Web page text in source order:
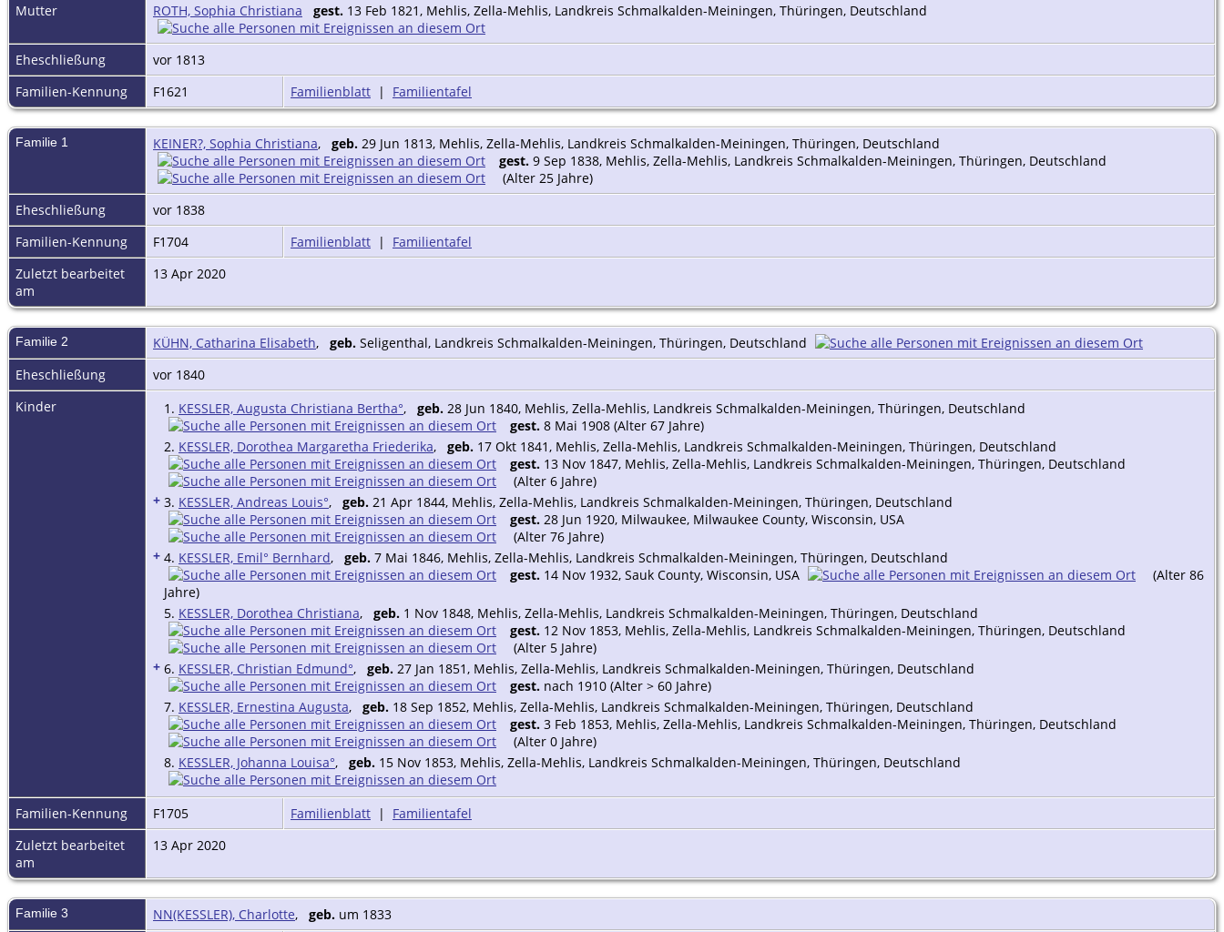
Mutter
ROTH, Sophia Christiana gest. 13 Feb 1821, Mehlis, Zella-Mehlis, Landkreis Schmalkalden-Meiningen, Thüringen, Deutschland
Eheschließung
vor 1813
Familien-Kennung
F1621 Familienblatt | Familientafel
Familie 1 KEINER?, Sophia Christiana, geb. 29 Jun 1813, Mehlis, Zella-Mehlis, Landkreis Schmalkalden-Meiningen, Thüringen, Deutschland
gest. 9 Sep 1838, Mehlis, Zella-Mehlis, Landkreis Schmalkalden-Meiningen, Thüringen, Deutschland
(Alter 25 Jahre)
Eheschließung
vor 1838
Familien-Kennung
F1704 Familienblatt | Familientafel
Zuletzt bearbeitet
am
13 Apr 2020
Familie 2 KÜHN, Catharina Elisabeth, geb. Seligenthal, Landkreis Schmalkalden-Meiningen, Thüringen, Deutschland
Eheschließung
vor 1840
Kinder
1. KESSLER, Augusta Christiana Bertha°, geb. 28 Jun 1840, Mehlis, Zella-Mehlis, Landkreis Schmalkalden-Meiningen, Thüringen, Deutschland
gest. 8 Mai 1908 (Alter 67 Jahre)
2. KESSLER, Dorothea Margaretha Friederika, geb. 17 Okt 1841, Mehlis, Zella-Mehlis, Landkreis Schmalkalden-Meiningen, Thüringen, Deutschland
gest. 13 Nov 1847, Mehlis, Zella-Mehlis, Landkreis Schmalkalden-Meiningen, Thüringen, Deutschland
(Alter 6 Jahre)
+ 3. KESSLER, Andreas Louis°, geb. 21 Apr 1844, Mehlis, Zella-Mehlis, Landkreis Schmalkalden-Meiningen, Thüringen, Deutschland
gest. 28 Jun 1920, Milwaukee, Milwaukee County, Wisconsin, USA
(Alter 76 Jahre)
+ 4. KESSLER, Emil° Bernhard, geb. 7 Mai 1846, Mehlis, Zella-Mehlis, Landkreis Schmalkalden-Meiningen, Thüringen, Deutschland
gest. 14 Nov 1932, Sauk County, Wisconsin, USA
(Alter 86
Jahre)
5. KESSLER, Dorothea Christiana, geb. 1 Nov 1848, Mehlis, Zella-Mehlis, Landkreis Schmalkalden-Meiningen, Thüringen, Deutschland
gest. 12 Nov 1853, Mehlis, Zella-Mehlis, Landkreis Schmalkalden-Meiningen, Thüringen, Deutschland
(Alter 5 Jahre)
+ 6. KESSLER, Christian Edmund°, geb. 27 Jan 1851, Mehlis, Zella-Mehlis, Landkreis Schmalkalden-Meiningen, Thüringen, Deutschland
gest. nach 1910 (Alter > 60 Jahre)
7. KESSLER, Ernestina Augusta, geb. 18 Sep 1852, Mehlis, Zella-Mehlis, Landkreis Schmalkalden-Meiningen, Thüringen, Deutschland
gest. 3 Feb 1853, Mehlis, Zella-Mehlis, Landkreis Schmalkalden-Meiningen, Thüringen, Deutschland
(Alter 0 Jahre)
8. KESSLER, Johanna Louisa°, geb. 15 Nov 1853, Mehlis, Zella-Mehlis, Landkreis Schmalkalden-Meiningen, Thüringen, Deutschland
Familien-Kennung F1705 Familienblatt | Familientafel
Zuletzt bearbeitet
am
13 Apr 2020
Familie 3 NN(KESSLER), Charlotte, geb. um 1833